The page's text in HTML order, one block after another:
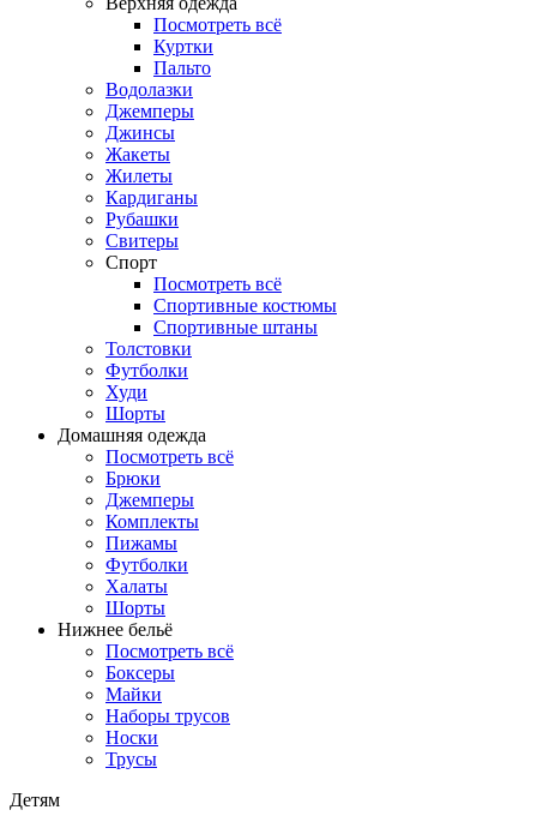
Посмотреть всё
Куртки
Пальто
Водолазки
Джемперы
Джинсы
Жакеты
Жилеты
Кардиганы
Рубашки
Свитеры
Спорт
Посмотреть всё
Спортивные костюмы
Спортивные штаны
Толстовки
Футболки
Худи
Шорты
Домашняя одежда
Посмотреть всё
Брюки
Джемперы
Комплекты
Пижамы
Футболки
Халаты
Шорты
Нижнее бельё
Посмотреть всё
Боксеры
Майки
Наборы трусов
Носки
Трусы
Детям